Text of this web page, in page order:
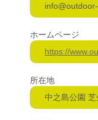
ホームページ
https://
所在地
中之島公園